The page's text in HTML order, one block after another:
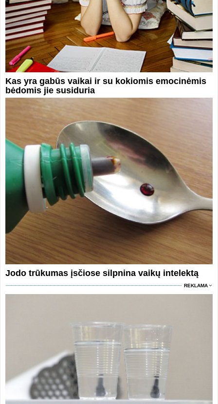
Kas yra gabūs vaikai ir su kokiomis emocinėmis
bėdomis jie susiduria
Jodo trūkumas įsčiose silpnina vaikų intelektą
REKLAMA